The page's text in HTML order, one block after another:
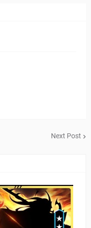
Next Post